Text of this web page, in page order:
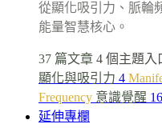
從顯化吸引力、脈輪
能量智慧核心。
37 篇文章 4 個主題入
顯化與吸引力 4
Frequency 意識覺醒 16
延伸專欄